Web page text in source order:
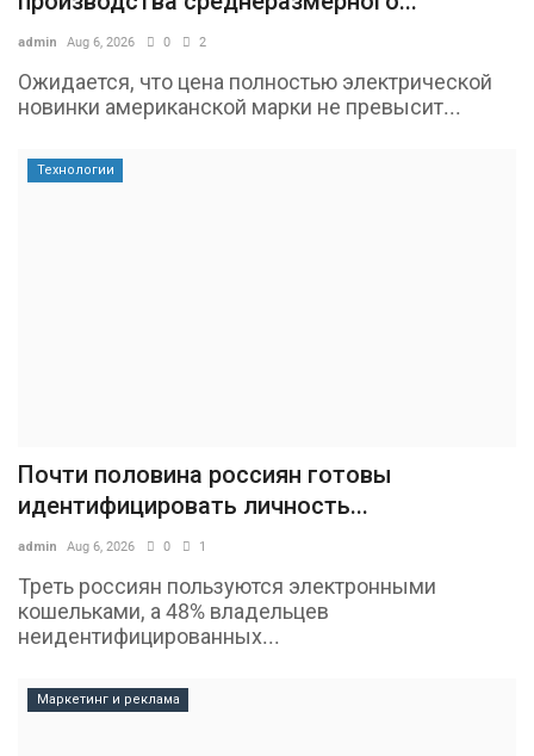
admin Aug 6, 2026 0 2
Ожидается, что цена полностью электрической
новинки американской марки не превысит...
Технологии
Почти половина россиян готовы
идентифицировать личность...
admin Aug 6, 2026 0 1
Треть россиян пользуются электронными
кошельками, а 48% владельцев
неидентифицированных...
Маркетинг и реклама